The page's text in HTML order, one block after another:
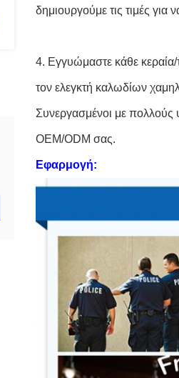
δημιουργούμε τις τιμές
4. Εγγυώμαστε κάθε
τον ελεγκτή καλωδίων
Συνεργασμένοι με πολλούς
OEM/ODM σας.
Εφαρμογή: